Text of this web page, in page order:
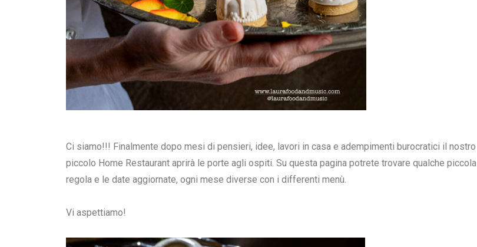
Ci siamo!!! Finalmente dopo mesi di pensieri, idee, lavori in casa e adempimenti burocratici il nostro
piccolo Home Restaurant aprirà le porte agli ospiti. Su questa pagina potrete trovare qualche piccola
regola e le date aggiornate, ogni mese diverse con i differenti menù.
Vi aspettiamo!